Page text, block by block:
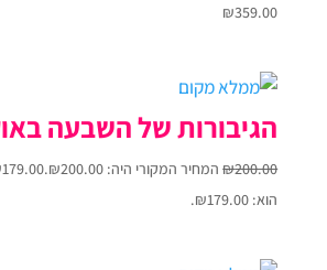
₪359.00
הגיבורות של השבעה
₪200.00 המחיר המקורי היה: ₪200.00. 179.00
הוא: ₪179.00.